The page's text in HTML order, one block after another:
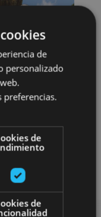
de
personalizado
preferencias.
de
de